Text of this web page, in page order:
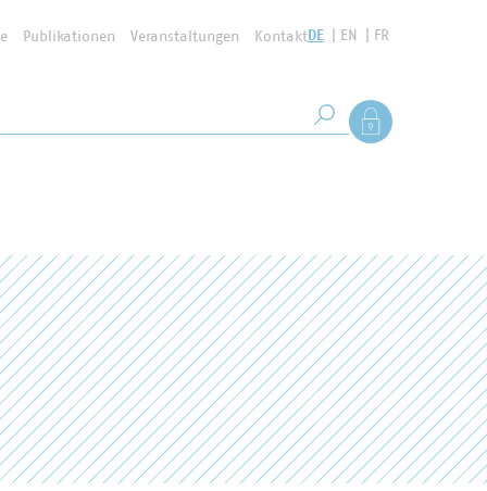
Publikationen Veranstaltungen KontaktDE EN FR
Suche starten
Als Mitglied